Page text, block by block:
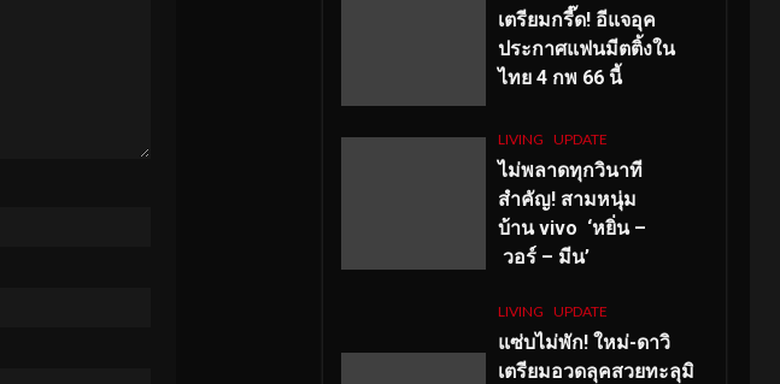
เตรียมกรี๊ด! อีแจอุค
ประกาศแฟนมีตติ้งใน
ไทย 4 กพ 66 นี้
LIVING UPDATE
ไม่พลาดทุกวินาที
สำคัญ! สามหนุ่ม
บ้าน vivo ‘หยิ่น –
วอร์ – มีน’
LIVING UPDATE
แซ่บไม่พัก! ใหม่-ดาวิ
เตรียมอวดลุคสวยทะลุมิ